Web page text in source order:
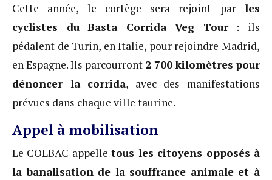
Cette année, le cortège sera rejoint par les
cyclistes du Basta Corrida Veg Tour: ils
pédalent de Turin, en Italie, pour rejoindre Madrid,
en Espagne. Ils parcourront 2 700 kilomètres pour
dénoncer la corrida, avec des manifestations
prévues dans chaque ville taurine.
Appel à mobilisation
Le COLBAC appelletous les citoyens opposés à
la banalisation de la souffrance animale et à